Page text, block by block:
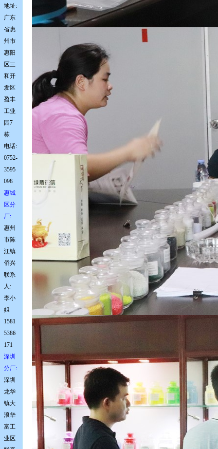
地址:
广东
省惠
州市
惠阳
区三
和开
发区
盈丰
工业
园7
栋
电话:
0752-
3595
098
惠城
区分
厂:
惠州
市陈
江镇
侨兴
联系
人:
李小
姐
1581
5386
171
深圳
分厂:
深圳
龙华
镇大
浪华
富工
业区